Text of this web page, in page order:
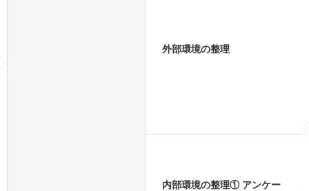
外部環境の整理
内部環境の整理① アンケー